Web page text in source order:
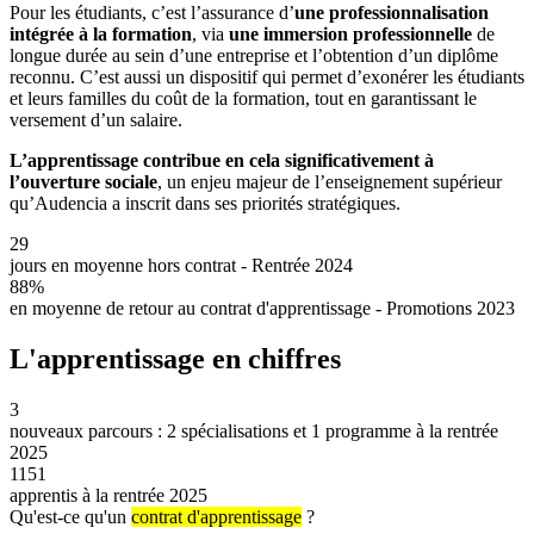
Pour les étudiants, c’est l’assurance d’une professionnalisation
intégrée à la formation, via une immersion professionnelle de
longue durée au sein d’une entreprise et l’obtention d’un diplôme
reconnu. C’est aussi un dispositif qui permet d’exonérer les étudiants
et leurs familles du coût de la formation, tout en garantissant le
versement d’un salaire.
L’apprentissage contribue en cela significativement à
l’ouverture sociale, un enjeu majeur de l’enseignement supérieur
qu’Audencia a inscrit dans ses priorités stratégiques.
29
jours en moyenne hors contrat - Rentrée 2024
88%
en moyenne de retour au contrat d'apprentissage - Promotions 2023
L'apprentissage en chiffres
3
nouveaux parcours : 2 spécialisations et 1 programme à la rentrée
2025
1151
apprentis à la rentrée 2025
Qu'est-ce qu'un contrat d'apprentissage ?